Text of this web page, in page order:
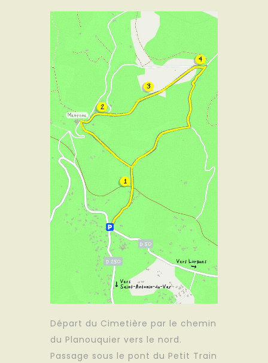
Départ du Cimetière par le chemin
du Planouquier vers le nord.
Passage sous le pont du Petit Train